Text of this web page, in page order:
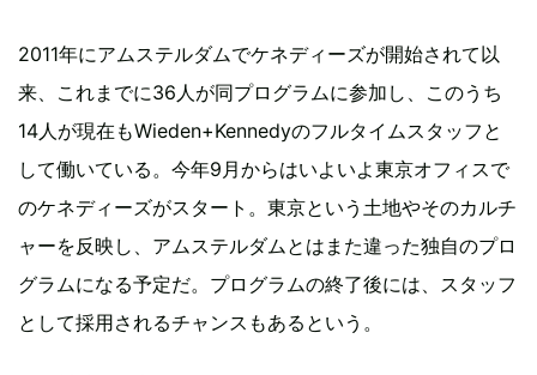
2011年にアムステルダムでケネディーズが開始されて以
来、これまでに36人が同プログラムに参加し、このうち
14人が現在もWieden+Kennedyのフルタイムスタッフと
して働いている。今年9月からはいよいよ東京オフィスで
のケネディーズがスタート。東京という土地やそのカルチ
ャーを反映し、アムステルダムとはまた違った独自のプロ
グラムになる予定だ。プログラムの終了後には、スタッフ
として採用されるチャンスもあるという。